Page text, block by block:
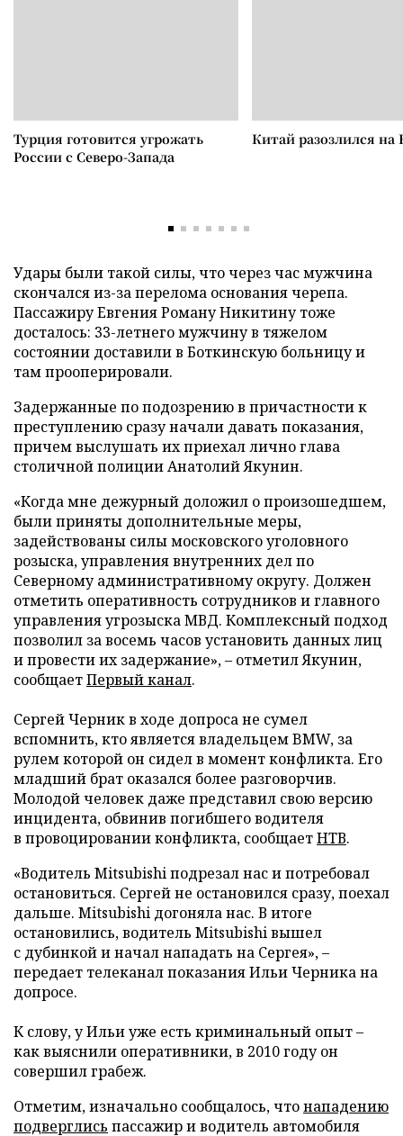
Турция готовится угрожать
России с Северо-Запада
Китай разозлился на
Удары были такой силы, что через час мужчина
скончался из-за перелома основания черепа.
Пассажиру Евгения Роману Никитину тоже
досталось: 33-летнего мужчину в тяжелом
состоянии доставили в Боткинскую больницу и
там прооперировали.
Задержанные по подозрению в причастности к
преступлению сразу начали давать показания,
причем выслушать их приехал лично глава
столичной полиции Анатолий Якунин.
«Когда мне дежурный доложил о произошедшем,
были приняты дополнительные меры,
задействованы силы московского уголовного
розыска, управления внутренних дел по
Северному административному округу. Должен
отметить оперативность сотрудников и главного
управления угрозыска МВД. Комплексный подход
позволил за восемь часов установить данных лиц
и провести их задержание», – отметил Якунин,
сообщаетПервый канал.
Сергей Черник в ходе допроса не сумел
вспомнить, кто является владельцем BMW, за
рулем которой он сидел в момент конфликта. Его
младший брат оказался более разговорчив.
Молодой человек даже представил свою версию
инцидента, обвинив погибшего водителя
в провоцировании конфликта, сообщаетНТВ.
«Водитель Mitsubishi подрезал нас и потребовал
остановиться. Сергей не остановился сразу, поехал
дальше. Mitsubishi догоняла нас. В итоге
остановились, водитель Mitsubishi вышел
с дубинкой и начал нападать на Сергея», –
передает телеканал показания Ильи Черника на
допросе.
К слову, у Ильи уже есть криминальный опыт –
как выяснили оперативники, в 2010 году он
совершил грабеж.
Отметим, изначально сообщалось, чтонападению
подверглись пассажир и водитель автомобиля